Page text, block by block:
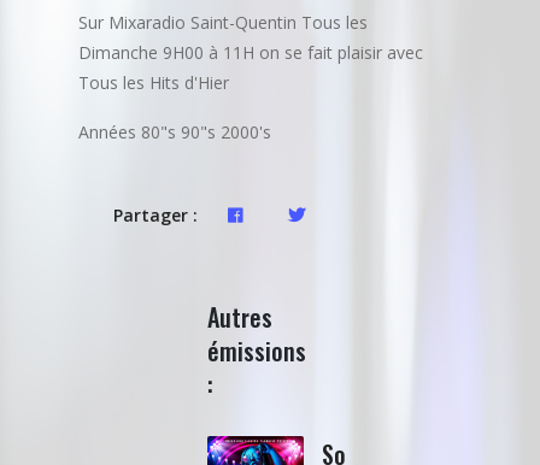
Sur Mixaradio Saint-Quentin Tous les
Dimanche 9H00 à 11H on se fait plaisir avec
Tous les Hits d'Hier
Années 80"s 90"s 2000's
Partager :
Autres
émissions
:
So